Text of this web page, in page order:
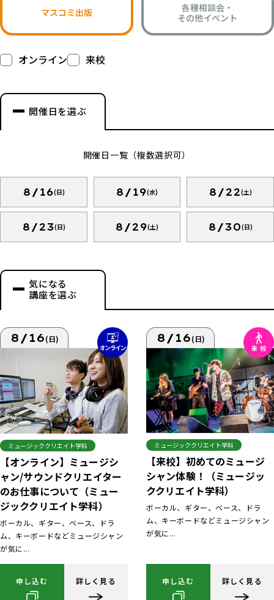
マスコミ出版
各種相談会・
その他イベント
オンライン 来校
開催日を選ぶ
開催日一覧（複数選択可）
8/16(日) 8/19(水) 8/22(土)
8/23(日) 8/29(土) 8/30(日)
気になる
講座を選ぶ
8/16(日)
ミュージッククリエイト学科
【オンライン】ミュージシ
ャン/サウンドクリエイター
のお仕事について（ミュー
ジッククリエイト学科）
ボーカル、ギター、ベース、ドラ
ム、キーボードなどミュージシャン
が気に...
申し込む 詳しく見る
8/16(日)
ミュージッククリエイト学科
【来校】初めてのミュージ
シャン体験！（ミュージッ
ククリエイト学科）
ボーカル、ギター、ベース、ドラ
ム、キーボードなどミュージシャン
が気に...
申し込む 詳しく見る